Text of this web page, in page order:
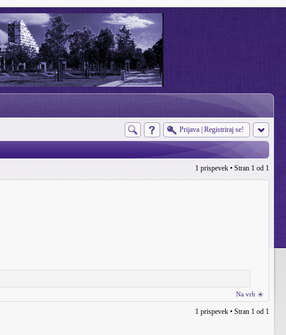
Prijava Registriraj se!
1 prispevek • Stran 1 od 1
Na vrh
1 prispevek • Stran 1 od 1